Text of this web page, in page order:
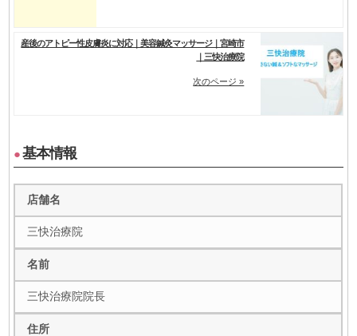
産後のアトピー性皮膚炎に対応｜美容鍼灸マッサージ｜宮崎市
｜三快治療院
次のページ »
●基本情報
店舗名
三快治療院
名前
三快治療院院長
住所